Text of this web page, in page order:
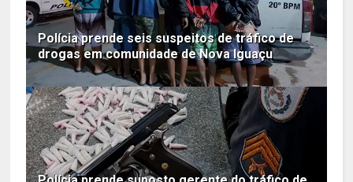
Polícia prende seis suspeitos de tráfico de
drogas em comunidade de Nova Iguaçu